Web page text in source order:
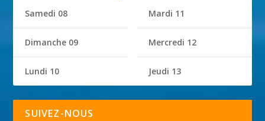
Samedi 08
Dimanche 09
Lundi 10
Mardi 11
Mercredi 12
Jeudi 13
SUIVEZ-NOUS